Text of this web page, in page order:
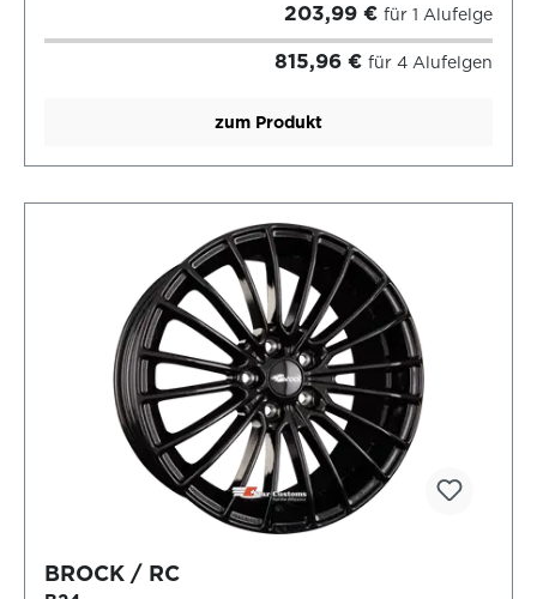
203,99 € für 1 Alufelge
815,96 € für 4 Alufelgen
zum Produkt
BROCK / RC